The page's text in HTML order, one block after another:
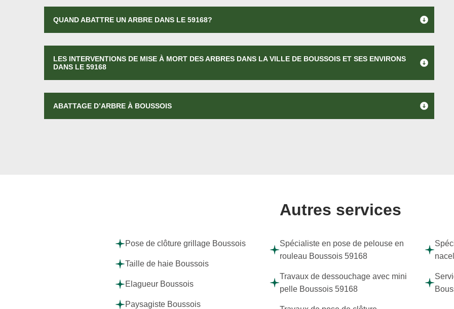
QUAND ABATTRE UN ARBRE DANS LE 59168?
LES INTERVENTIONS DE MISE À MORT DES ARBRES DANS LA VILLE DE BOUSSOIS ET SES ENVIRONS
DANS LE 59168
ABATTAGE D’ARBRE À BOUSSOIS
Autres services
Pose de clôture grillage Boussois
Taille de haie Boussois
Elagueur Boussois
Paysagiste Boussois
Spécialiste en pose de pelouse en
rouleau Boussois 59168
Travaux de dessouchage avec mini
pelle Boussois 59168